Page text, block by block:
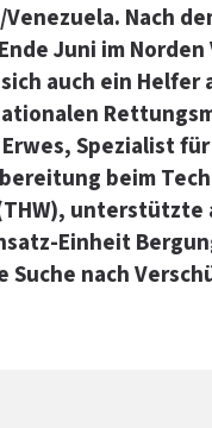
Nach
Juni im
auch ein Helfer
Spezialist für
beim
unterstützte
Einheit
Suche nach